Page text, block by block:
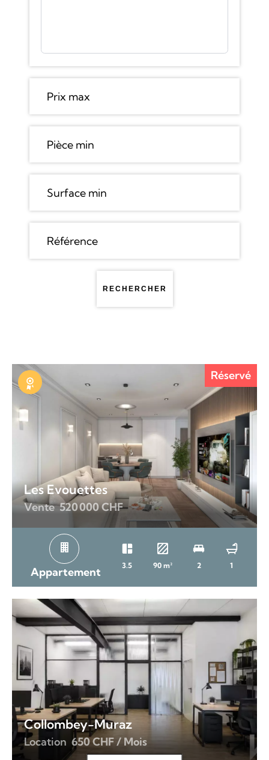
RECHERCHER
Exclusivité
Réservé
Les Evouettes
Vente 520 000 CHF
Appartement 3.5 90 m² 2 1
Collombey-Muraz
Location 650 CHF / Mois